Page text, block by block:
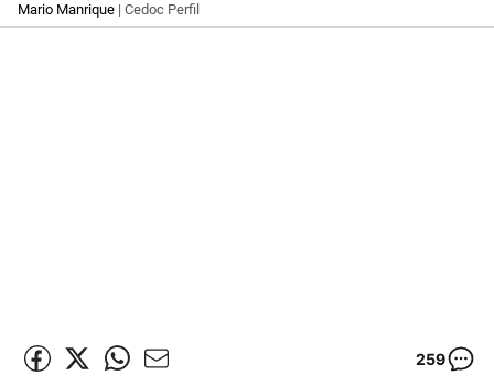
Mario Manrique | Cedoc Perfil
259